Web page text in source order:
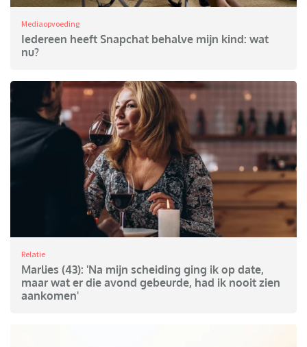
Mediaopvoeding
Iedereen heeft Snapchat behalve mijn kind: wat
nu?
Relatie
Marlies (43): 'Na mijn scheiding ging ik op date,
maar wat er die avond gebeurde, had ik nooit zien
aankomen'